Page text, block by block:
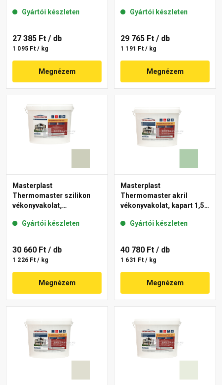
42-D 25 kg
Gyártói készleten
27 385 Ft / db
1 095 Ft / kg
Megnézem
Gyártói készleten
29 765 Ft / db
1 191 Ft / kg
Megnézem
Masterplast
Thermomaster szilikon
vékonyvakolat,
42-D 25 kg
Gyártói készleten
30 660 Ft / db
1 226 Ft / kg
Megnézem
Masterplast
Thermomaster akril
vékonyvakolat, kapart 1,5
Gyártói készleten
40 780 Ft / db
1 631 Ft / kg
Megnézem